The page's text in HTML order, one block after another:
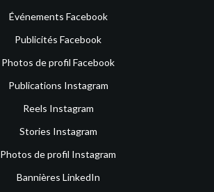
Événements Facebook
Publicités Facebook
Photos de profil Facebook
Publications Instagram
Reels Instagram
Stories Instagram
Photos de profil Instagram
Bannières LinkedIn